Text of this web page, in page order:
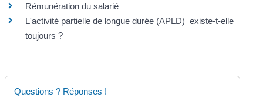
Rémunération du salarié
L'activité partielle de longue durée (APLD) existe-t-elle
toujours ?
Questions ? Réponses !